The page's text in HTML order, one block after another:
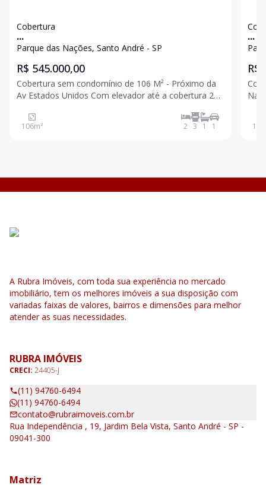
Cobertura
...
Parque das Nações, Santo André - SP
R$ 545.000,00
Cobertura sem condomínio de 106 M² - Próximo da
Av Estados Unidos Com elevador até a cobertura 2
Cozinha Acesso interno para cobertura Parcialmente
106m² 2 3 1 1
...
R$
Nações Entrega prevista
110
A Rubra Imóveis, com toda sua experiência no mercado
imobiliário, tem os melhores imóveis a sua disposição com
variadas faixas de valores, bairros e dimensões para melhor
atender as suas necessidades.
RUBRA IMÓVEIS
CRECI: 24405-J
(11) 94760-6494
(11) 94760-6494
contato@rubraimoveis.com.br
Rua Independência , 19, Jardim Bela Vista, Santo André - SP -
09041-300
Matriz